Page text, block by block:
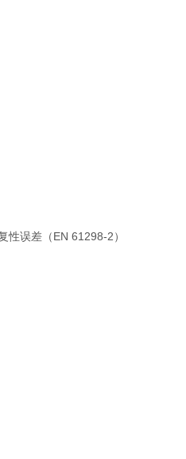
性误差（EN 61298-2）